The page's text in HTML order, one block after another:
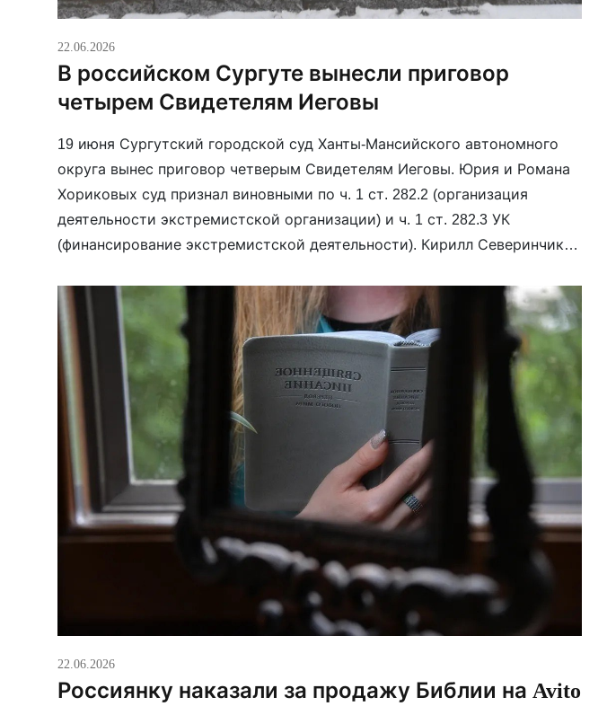
22.06.2026
В российском Сургуте вынесли приговор
четырем Свидетелям Иеговы
19 июня Сургутский городской суд Ханты-Мансийского автономного
округа вынес приговор четверым Свидетелям Иеговы. Юрия и Романа
Хориковых суд признал виновными по ч. 1 ст. 282.2 (организация
деятельности экстремистской организации) и ч. 1 ст. 282.3 УК
(финансирование экстремистской деятельности). Кирилл Северинчик и
(участие в деятельности […]
22.06.2026
Россиянку наказали за продажу Библии на Avito